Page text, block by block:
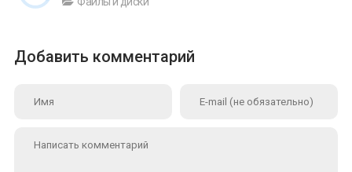
Добавить комментарий